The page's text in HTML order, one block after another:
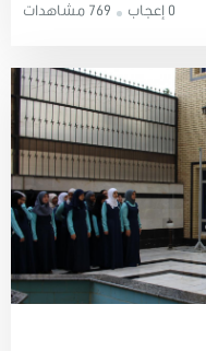
769 مشاهدات 0 إعجاب